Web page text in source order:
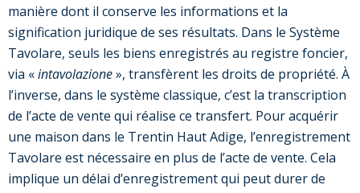
manière dont il conserve les informations et la
signification juridique de ses résultats. Dans le Système
Tavolare, seuls les biens enregistrés au registre foncier,
via «intavolazione», transfèrent les droits de propriété. À
l’inverse, dans le système classique, c’est la transcription
de l’acte de vente qui réalise ce transfert. Pour acquérir
une maison dans le Trentin Haut Adige, l’enregistrement
Tavolare est nécessaire en plus de l’acte de vente. Cela
implique un délai d’enregistrement qui peut durer de